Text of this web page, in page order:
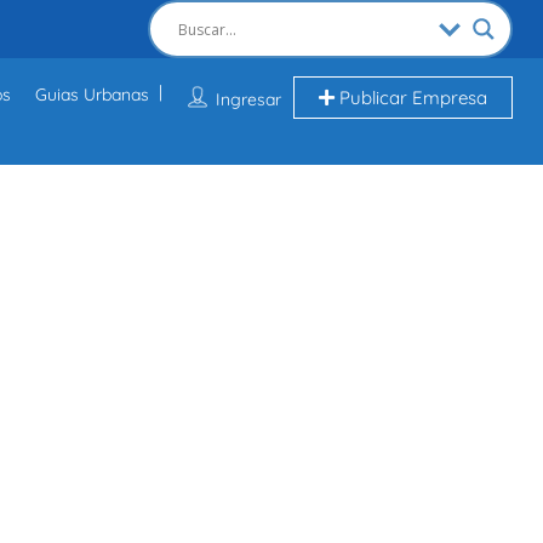
Ingresar Publicar Empresa
Guias Urbanas